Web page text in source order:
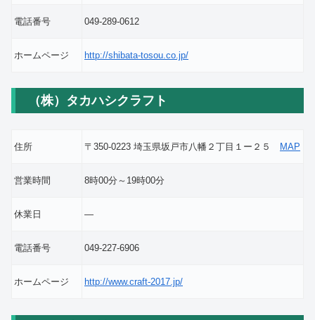
電話番号 049-289-0612
ホームページ http://shibata-tosou.co.jp/
（株）タカハシクラフト
住所 〒350-0223 埼玉県坂戸市八幡２丁目１ー２５ MAP
営業時間 8時00分～19時00分
休業日 ―
電話番号 049-227-6906
ホームページ http://www.craft-2017.jp/